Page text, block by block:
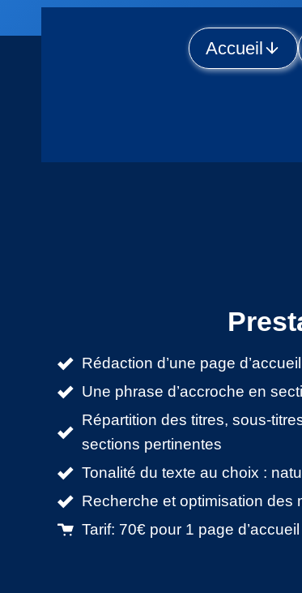
Accueil
Rédaction d’une page
Une phrase d’accroche en
Répartition des titres, sous-
sections pertinentes
Tonalité du texte au choix :
Recherche et optimisation des
Tarif: 70€ pour 1 page d’accueil